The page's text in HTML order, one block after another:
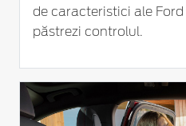
de caracteristici ale
păstrezi controlul.